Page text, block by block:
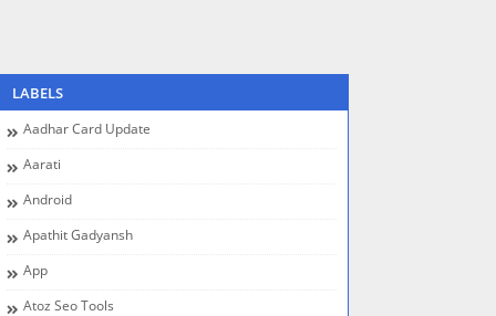
LABELS
Aadhar Card Update
Aarati
Android
Apathit Gadyansh
App
Atoz Seo Tools